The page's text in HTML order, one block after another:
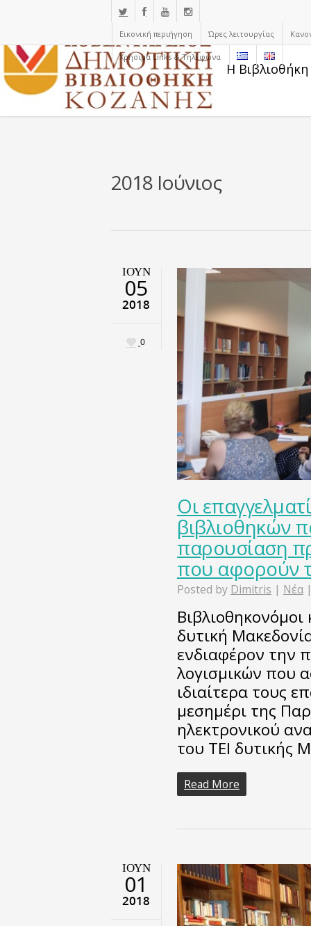
Εικονική περιήγηση Ώρες λειτουργίας
Χρήσιμα Links & Τηλέφωνα
Η
2018 Ιούνιος
ΙΟΎΝ
05
2018
0
Οι
βιβλιοθηκών
παρουσίαση
που αφορούν
Posted by Dimitris | Νέα
δυτική
ενδιαφέρον την
λογισμικών που
ιδιαίτερα τους
μεσημέρι της
ηλεκτρονικού
του ΤΕΙ δυτικής
Read More
ΙΟΎΝ
01
2018